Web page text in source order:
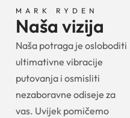
MARK RYDEN
Naša vizija
Naša potraga je osloboditi
ultimativne vibracije
putovanja i osmisliti
nezaboravne odiseje za
vas. Uvijek pomičemo